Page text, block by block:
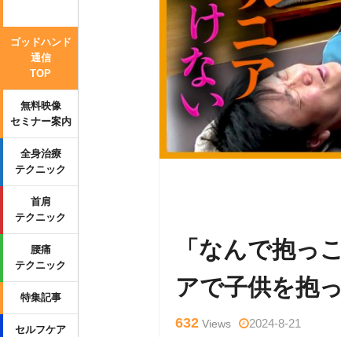
ゴッドハンド
通信
TOP
無料映像
セミナー案内
全身治療
テクニック
首肩
テクニック
腰痛
テクニック
特集記事
セルフケア
「なんで抱っ
アで子供を抱
632 Views 2024-8-21